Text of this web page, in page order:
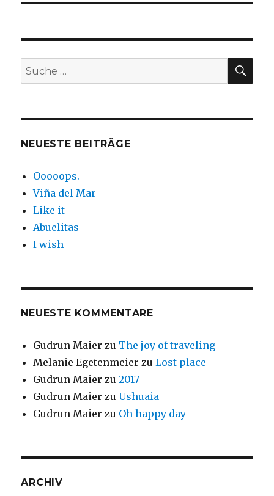
Suche
nach:
NEUESTE BEITRÄGE
Ooooops.
Viña del Mar
Like it
Abuelitas
I wish
NEUESTE KOMMENTARE
Gudrun Maier zu The joy of traveling
Melanie Egetenmeier zuLost place
Gudrun Maier zu2017
Gudrun Maier zuUshuaia
Gudrun Maier zu Oh happy day
ARCHIV